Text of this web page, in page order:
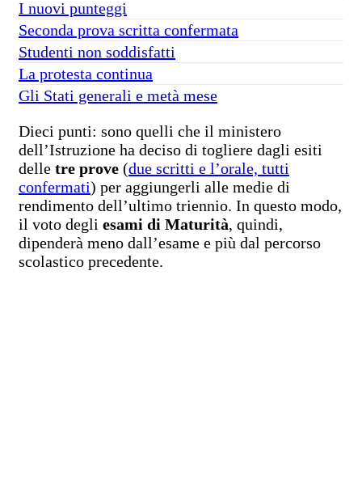
I nuovi punteggi
Seconda prova scritta confermata
Studenti non soddisfatti
La protesta continua
Gli Stati generali e metà mese
Dieci punti: sono quelli che il ministero
dell’Istruzione ha deciso di togliere dagli esiti
delle tre prove (due scritti e l’orale, tutti
confermati) per aggiungerli alle medie di
rendimento dell’ultimo triennio. In questo modo,
il voto degli esami di Maturità, quindi,
dipenderà meno dall’esame e più dal percorso
scolastico precedente.